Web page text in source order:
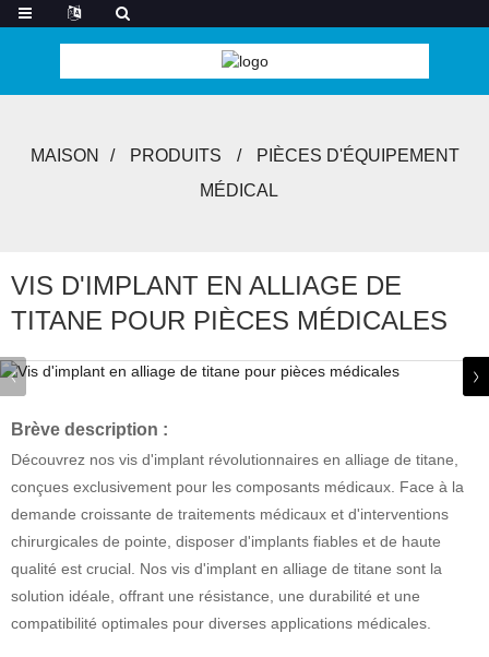
MAISON PRODUITS
PIÈCES D'ÉQUIPEMENT
MÉDICAL
VIS D'IMPLANT EN ALLIAGE DE
TITANE POUR PIÈCES MÉDICALES
Brève description :
Découvrez nos vis d'implant révolutionnaires en alliage de titane,
conçues exclusivement pour les composants médicaux. Face à la
demande croissante de traitements médicaux et d'interventions
chirurgicales de pointe, disposer d'implants fiables et de haute
qualité est crucial. Nos vis d'implant en alliage de titane sont la
solution idéale, offrant une résistance, une durabilité et une
compatibilité optimales pour diverses applications médicales.